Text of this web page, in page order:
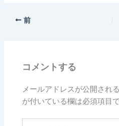
前
コメントする
メールアドレスが公開され
が付いている欄は必須項目